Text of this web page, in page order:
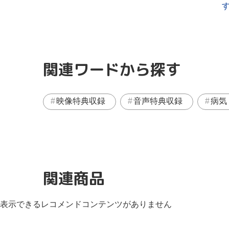
関連ワードから探す
映像特典収録 音声特典収録 病気
関連商品
表示できるレコメンドコンテンツがありません